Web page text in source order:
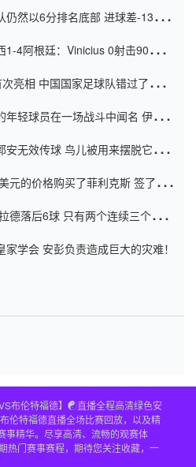
然以6分排名底部 进球差-13令人
4阿根廷：Vinicius 0射击90分钟
亮相 中国国家足球队错过了世界
轻球员在一场战斗中闻名 伊万放
无效传球 鸟儿被用来摆脱它
元的价格购买了菲利克斯 签了7年
德落后6球 只有两个连续三个连续
学会 安彭负责造成巨大的灾难！
布伦特福德】☯️直播全程高清绿色安
伦特福德直播全场比赛回放，以及精
事精华。尽享高清、流畅的观赛体
热门赛事赛程，期待您关注收藏，一